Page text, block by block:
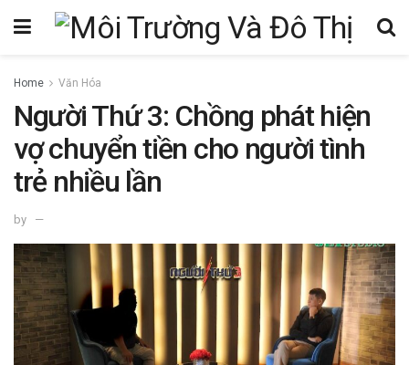
Home Văn Hóa
Người Thứ 3: Chồng phát hiện
vợ chuyển tiền cho người tình
trẻ nhiều lần
by